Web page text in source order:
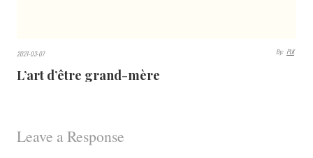
2021-03-07 By: PLK
L’art d’être grand-mère
Leave a Response